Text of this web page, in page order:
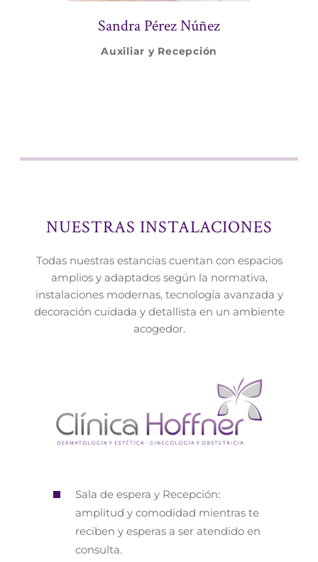
Sandra Pérez Núñez
Auxiliar y Recepción
NUESTRAS INSTALACIONES
Todas nuestras estancias cuentan con espacios
amplios y adaptados según la normativa,
instalaciones modernas, tecnología avanzada y
decoración cuidada y detallista en un ambiente
acogedor.
Sala de espera y Recepción:
amplitud y comodidad mientras te
reciben y esperas a ser atendido en
consulta.